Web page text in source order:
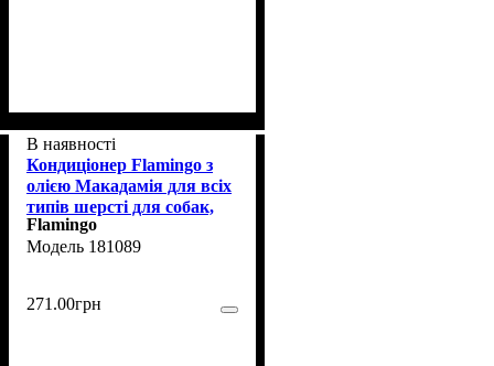
В наявності
Кондиціонер Flamingo з
олією Макадамія для всіх
типів шерсті для собак,
300мл
Flamingo
181089
271 .00грн